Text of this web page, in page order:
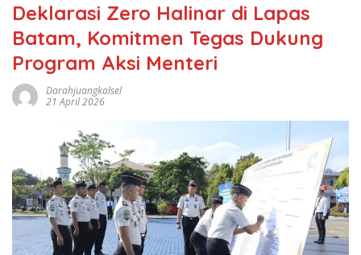
Deklarasi Zero Halinar di Lapas
Batam, Komitmen Tegas Dukung
Program Aksi Menteri
Darahjuangkalsel
21 April 2026